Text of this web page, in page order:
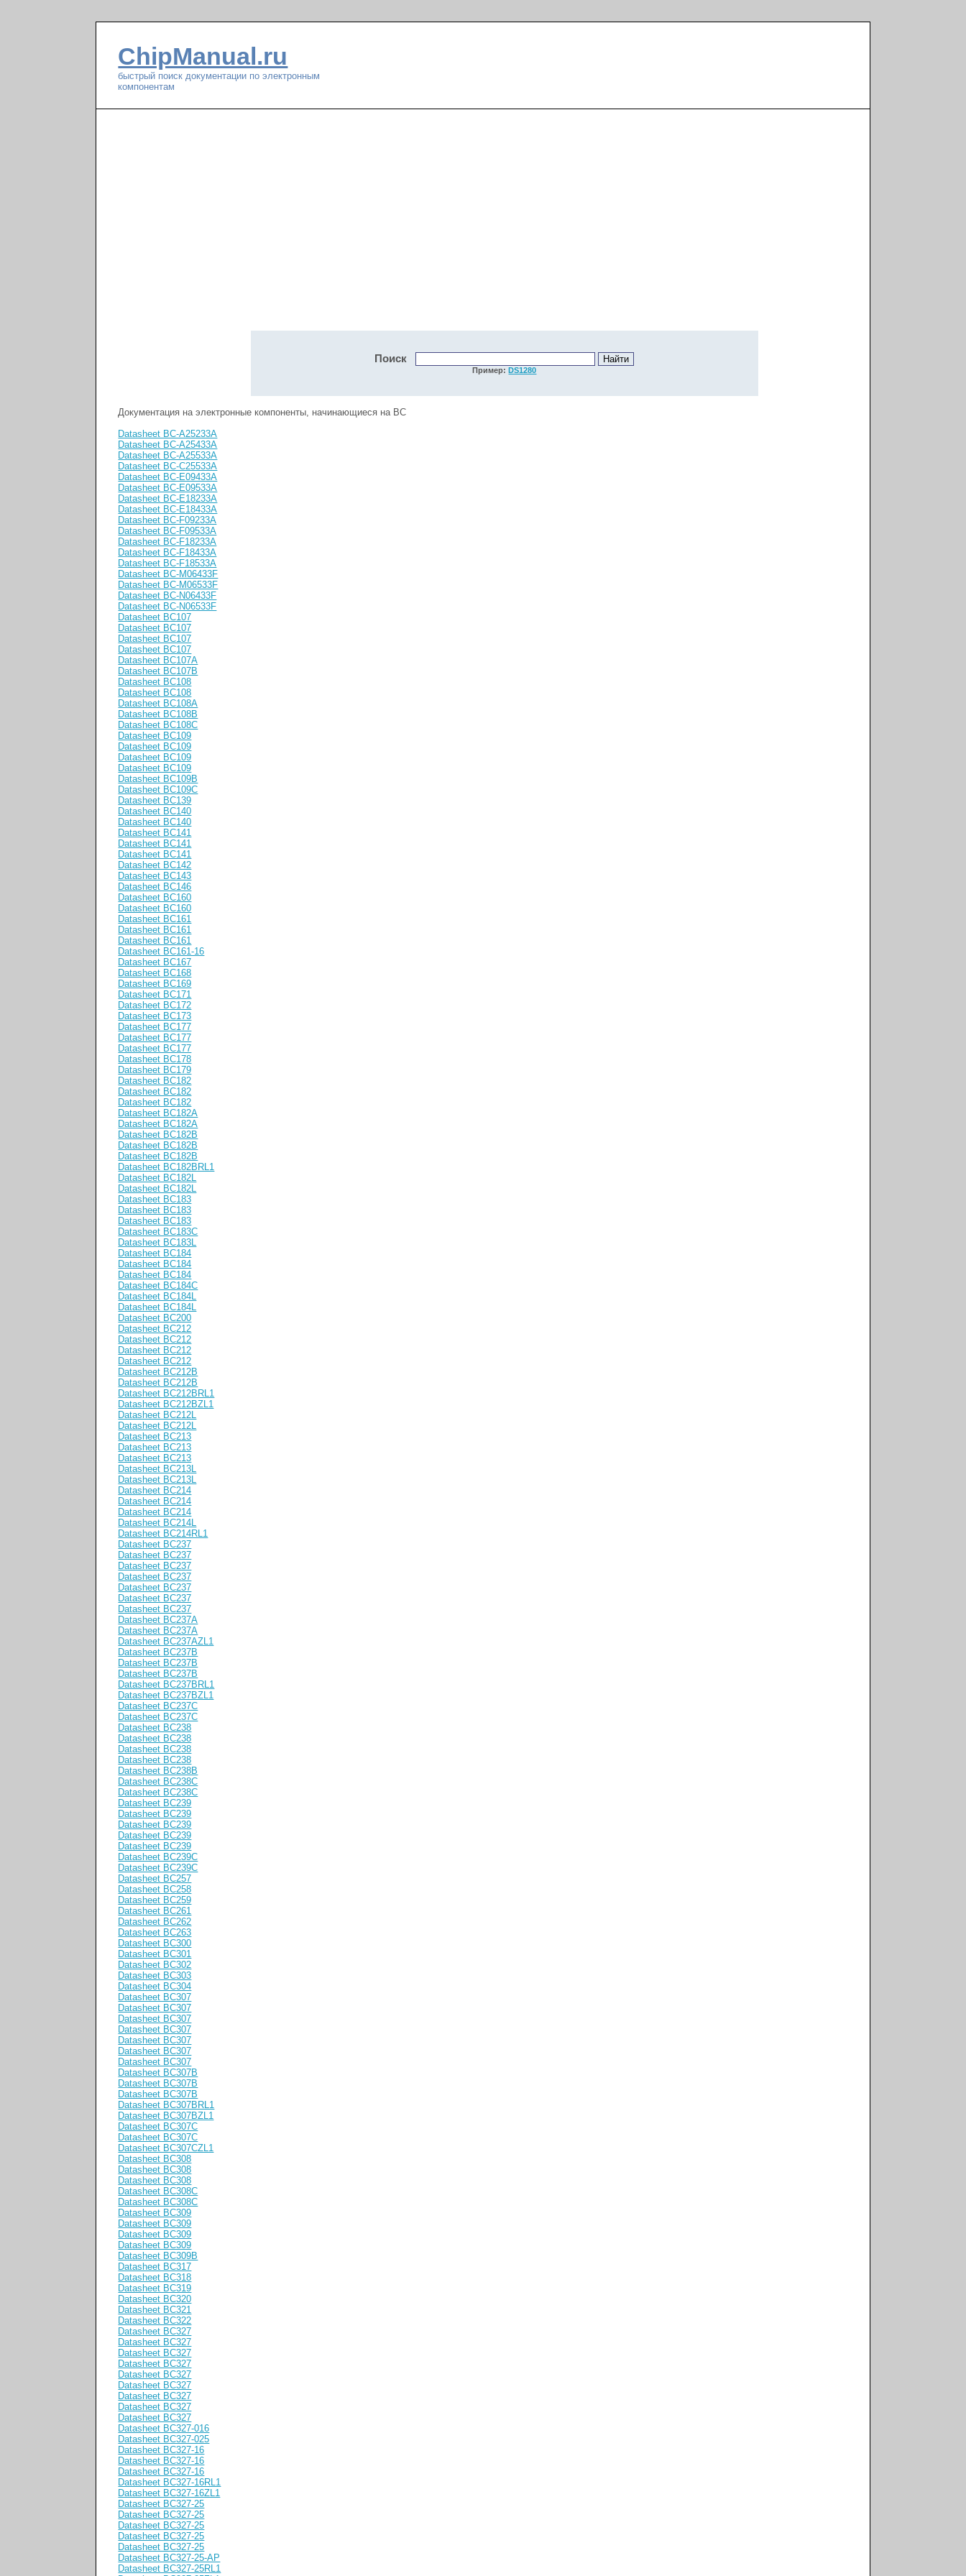
ChipManual.ru
быстрый поиск документации по электронным
компонентам
Поиск
Пример:DS1280
Документация на электронные компоненты, начинающиеся на BC
Datasheet BC-A25233A
Datasheet BC-A25433A
Datasheet BC-A25533A
Datasheet BC-C25533A
Datasheet BC-E09433A
Datasheet BC-E09533A
Datasheet BC-E18233A
Datasheet BC-E18433A
Datasheet BC-F09233A
Datasheet BC-F09533A
Datasheet BC-F18233A
Datasheet BC-F18433A
Datasheet BC-F18533A
Datasheet BC-M06433F
Datasheet BC-M06533F
Datasheet BC-N06433F
Datasheet BC-N06533F
Datasheet BC107
Datasheet BC107
Datasheet BC107
Datasheet BC107
Datasheet BC107A
Datasheet BC107B
Datasheet BC108
Datasheet BC108
Datasheet BC108A
Datasheet BC108B
Datasheet BC108C
Datasheet BC109
Datasheet BC109
Datasheet BC109
Datasheet BC109
Datasheet BC109B
Datasheet BC109C
Datasheet BC139
Datasheet BC140
Datasheet BC140
Datasheet BC141
Datasheet BC141
Datasheet BC141
Datasheet BC142
Datasheet BC143
Datasheet BC146
Datasheet BC160
Datasheet BC160
Datasheet BC161
Datasheet BC161
Datasheet BC161
Datasheet BC161-16
Datasheet BC167
Datasheet BC168
Datasheet BC169
Datasheet BC171
Datasheet BC172
Datasheet BC173
Datasheet BC177
Datasheet BC177
Datasheet BC177
Datasheet BC178
Datasheet BC179
Datasheet BC182
Datasheet BC182
Datasheet BC182
Datasheet BC182A
Datasheet BC182A
Datasheet BC182B
Datasheet BC182B
Datasheet BC182B
Datasheet BC182BRL1
Datasheet BC182L
Datasheet BC182L
Datasheet BC183
Datasheet BC183
Datasheet BC183
Datasheet BC183C
Datasheet BC183L
Datasheet BC184
Datasheet BC184
Datasheet BC184
Datasheet BC184C
Datasheet BC184L
Datasheet BC184L
Datasheet BC200
Datasheet BC212
Datasheet BC212
Datasheet BC212
Datasheet BC212
Datasheet BC212B
Datasheet BC212B
Datasheet BC212BRL1
Datasheet BC212BZL1
Datasheet BC212L
Datasheet BC212L
Datasheet BC213
Datasheet BC213
Datasheet BC213
Datasheet BC213L
Datasheet BC213L
Datasheet BC214
Datasheet BC214
Datasheet BC214
Datasheet BC214L
Datasheet BC214RL1
Datasheet BC237
Datasheet BC237
Datasheet BC237
Datasheet BC237
Datasheet BC237
Datasheet BC237
Datasheet BC237
Datasheet BC237A
Datasheet BC237A
Datasheet BC237AZL1
Datasheet BC237B
Datasheet BC237B
Datasheet BC237B
Datasheet BC237BRL1
Datasheet BC237BZL1
Datasheet BC237C
Datasheet BC237C
Datasheet BC238
Datasheet BC238
Datasheet BC238
Datasheet BC238
Datasheet BC238B
Datasheet BC238C
Datasheet BC238C
Datasheet BC239
Datasheet BC239
Datasheet BC239
Datasheet BC239
Datasheet BC239
Datasheet BC239C
Datasheet BC239C
Datasheet BC257
Datasheet BC258
Datasheet BC259
Datasheet BC261
Datasheet BC262
Datasheet BC263
Datasheet BC300
Datasheet BC301
Datasheet BC302
Datasheet BC303
Datasheet BC304
Datasheet BC307
Datasheet BC307
Datasheet BC307
Datasheet BC307
Datasheet BC307
Datasheet BC307
Datasheet BC307
Datasheet BC307B
Datasheet BC307B
Datasheet BC307B
Datasheet BC307BRL1
Datasheet BC307BZL1
Datasheet BC307C
Datasheet BC307C
Datasheet BC307CZL1
Datasheet BC308
Datasheet BC308
Datasheet BC308
Datasheet BC308C
Datasheet BC308C
Datasheet BC309
Datasheet BC309
Datasheet BC309
Datasheet BC309
Datasheet BC309B
Datasheet BC317
Datasheet BC318
Datasheet BC319
Datasheet BC320
Datasheet BC321
Datasheet BC322
Datasheet BC327
Datasheet BC327
Datasheet BC327
Datasheet BC327
Datasheet BC327
Datasheet BC327
Datasheet BC327
Datasheet BC327
Datasheet BC327
Datasheet BC327-016
Datasheet BC327-025
Datasheet BC327-16
Datasheet BC327-16
Datasheet BC327-16
Datasheet BC327-16RL1
Datasheet BC327-16ZL1
Datasheet BC327-25
Datasheet BC327-25
Datasheet BC327-25
Datasheet BC327-25
Datasheet BC327-25
Datasheet BC327-25-AP
Datasheet BC327-25RL1